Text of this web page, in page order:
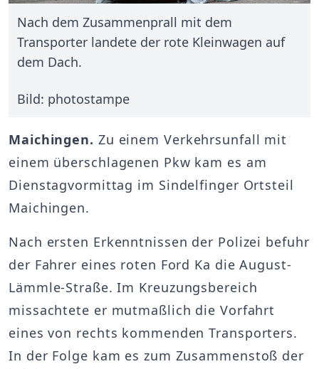
Nach dem Zusammenprall mit dem
Transporter landete der rote Kleinwagen auf
dem Dach.
Bild: photostampe
Maichingen. Zu einem Verkehrsunfall mit
einem überschlagenen Pkw kam es am
Dienstagvormittag im Sindelfinger Ortsteil
Maichingen.
Nach ersten Erkenntnissen der Polizei befuhr
der Fahrer eines roten Ford Ka die August-
Lämmle-Straße. Im Kreuzungsbereich
missachtete er mutmaßlich die Vorfahrt
eines von rechts kommenden Transporters.
In der Folge kam es zum Zusammenstoß der